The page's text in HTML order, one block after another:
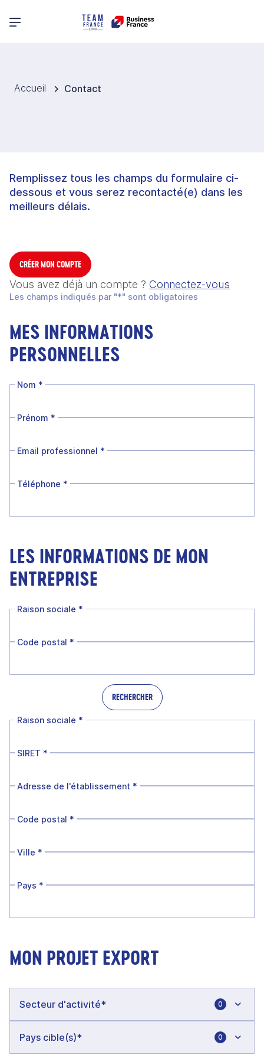
Menu principal
Accueil Contact
Remplissez tous les champs du formulaire ci-
dessous et vous serez recontacté(e) dans les
meilleurs délais.
CRÉER MON COMPTE
Vous avez déjà un compte ? Connectez-vous
Les champs indiqués par "*" sont obligatoires
MES INFORMATIONS
PERSONNELLES
Nom *
Prénom *
Email professionnel *
Téléphone *
LES INFORMATIONS DE MON
ENTREPRISE
Raison sociale *
Code postal *
RECHERCHER
Raison sociale *
SIRET *
Adresse de l'établissement *
Code postal *
Ville *
Pays *
MON PROJET EXPORT
0
0